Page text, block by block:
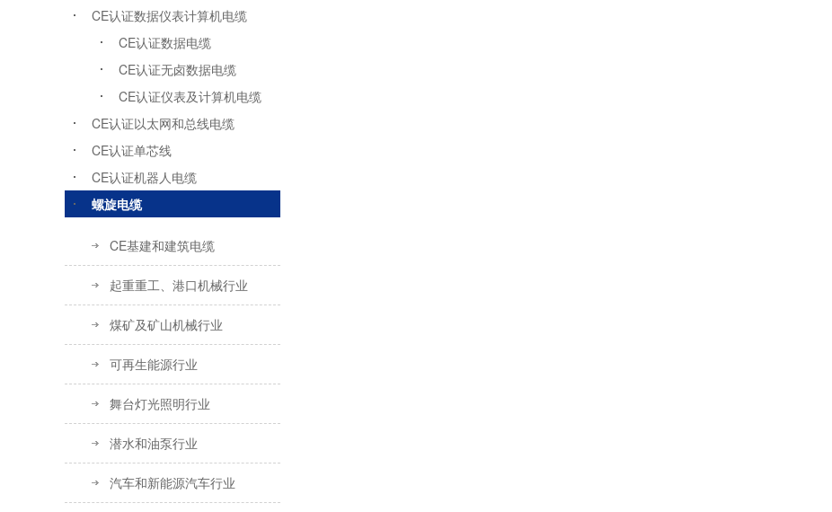
CE认证数据仪表计算机电缆
CE认证数据电缆
CE认证无卤数据电缆
CE认证仪表及计算机电缆
CE认证以太网和总线电缆
CE认证单芯线
CE认证机器人电缆
螺旋电缆
CE基建和建筑电缆
起重重工、港口机械行业
煤矿及矿山机械行业
可再生能源行业
舞台灯光照明行业
潜水和油泵行业
汽车和新能源汽车行业